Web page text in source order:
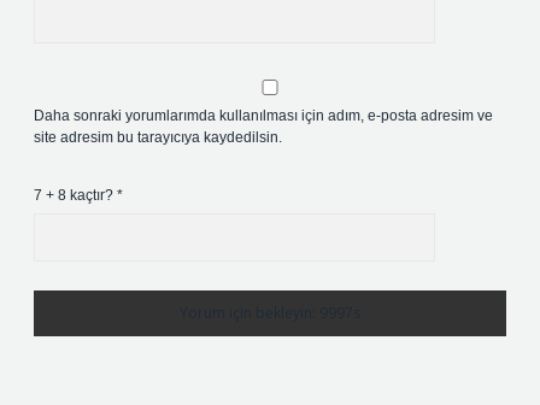
Daha sonraki yorumlarımda kullanılması için adım, e-posta adresim ve
site adresim bu tarayıcıya kaydedilsin.
7 + 8 kaçtır? *